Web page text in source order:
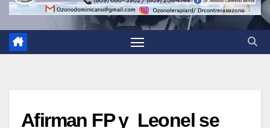
Afirman FP y Leonel se